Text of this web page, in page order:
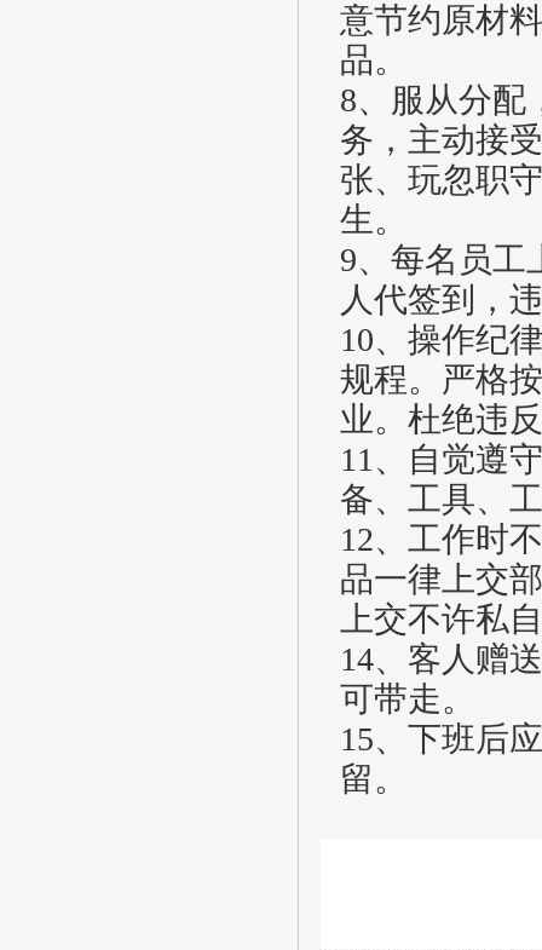
意节约原材
品。
8、服从分配
务，主动接
张、玩忽职
生。
9、每名员工
人代签到，
10、操作纪
规程。严格
业。杜绝违
11、自觉遵
备、工具、
12、工作时
品一律上交
上交不许私
14、客人赠
可带走。
15、下班后
留。